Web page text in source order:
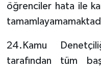
öğrenciler hata ile
24.Kamu
tarafından tüm